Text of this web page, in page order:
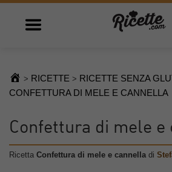
Open main menu
> RICETTE > RICETTE SENZA
CONFETTURA DI MELE E CANNELLA
Confettura di mele e
Ricetta Confettura di mele e cannella di